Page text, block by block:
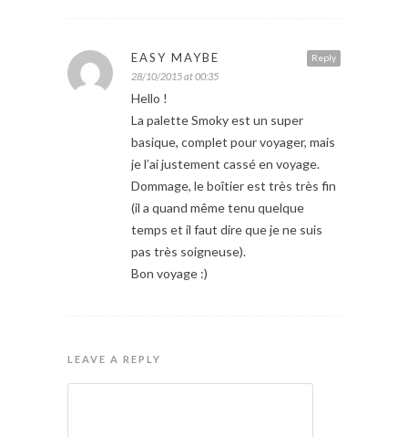
Reply
EASY MAYBE
28/10/2015 at 00:35
Hello !
La palette Smoky est un super
basique, complet pour voyager, mais
je l’ai justement cassé en voyage.
Dommage, le boîtier est très très fin
(il a quand même tenu quelque
temps et il faut dire que je ne suis
pas très soigneuse).
Bon voyage :)
LEAVE A REPLY